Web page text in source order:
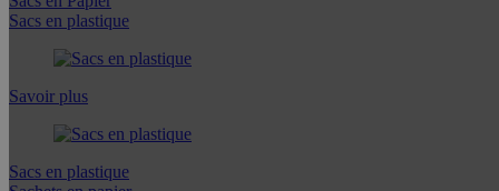
Sacs en plastique
Savoir plus
Sacs en plastique